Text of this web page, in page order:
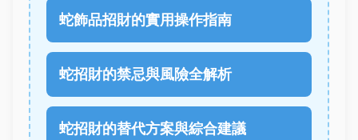
蛇飾品招財的實用操作指南
蛇招財的禁忌與風險全解析
蛇招財的替代方案與綜合建議